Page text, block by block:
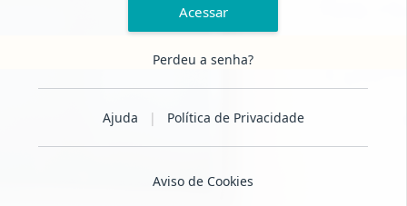
Acessar
Perdeu a senha?
Ajuda | Política de Privacidade
Aviso de Cookies